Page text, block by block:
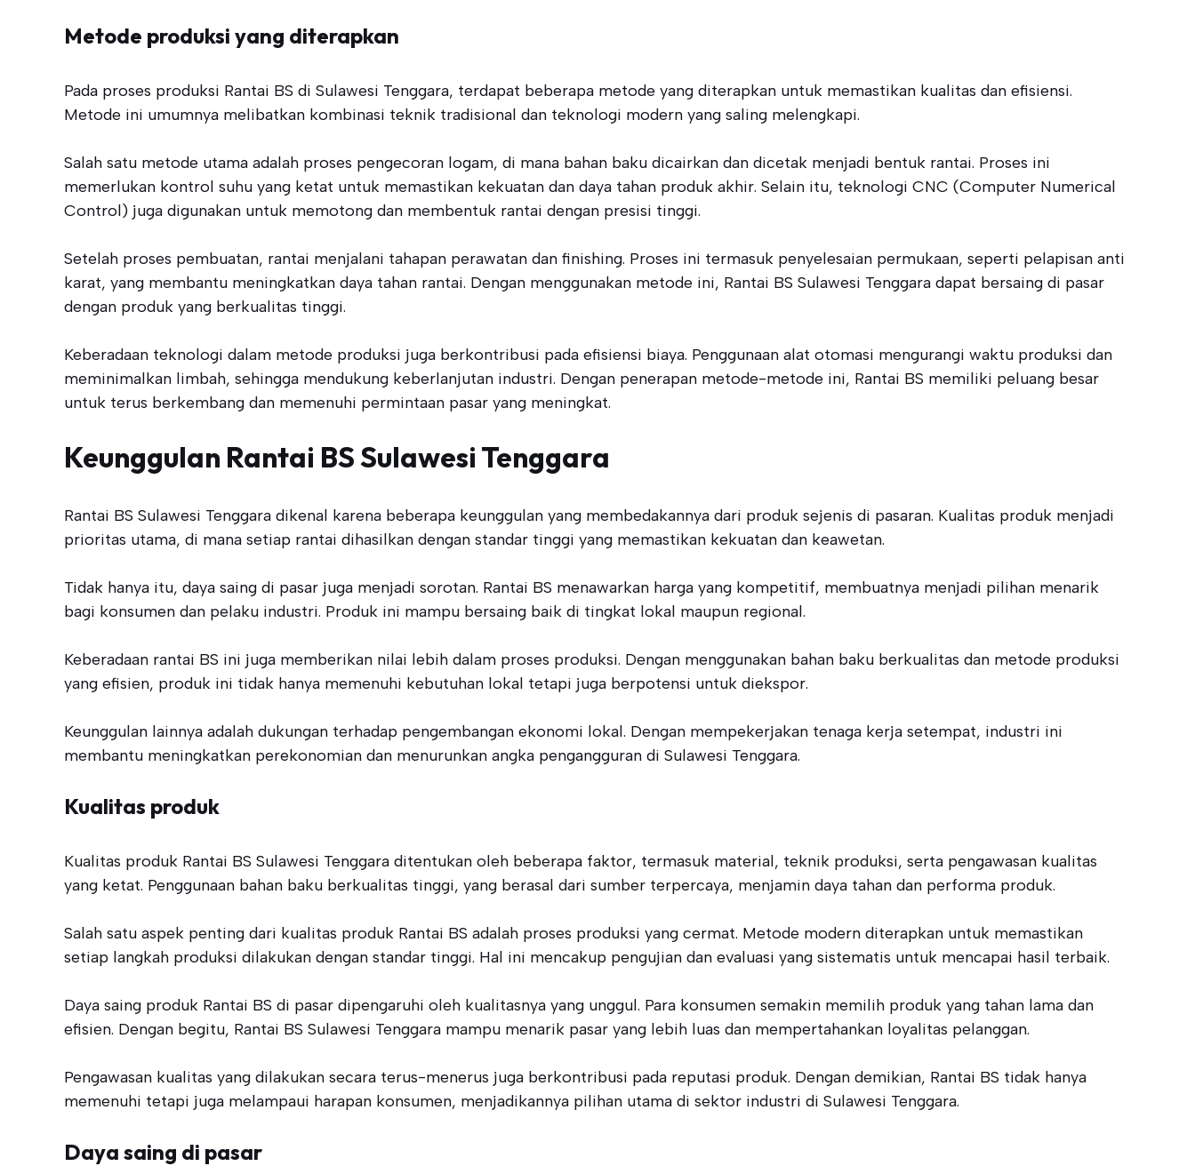
Metode produksi yang diterapkan
Pada proses produksi Rantai BS di Sulawesi Tenggara, terdapat beberapa metode yang diterapkan untuk memastikan kualitas dan efisiensi.
Metode ini umumnya melibatkan kombinasi teknik tradisional dan teknologi modern yang saling melengkapi.
Salah satu metode utama adalah proses pengecoran logam, di mana bahan baku dicairkan dan dicetak menjadi bentuk rantai. Proses ini
memerlukan kontrol suhu yang ketat untuk memastikan kekuatan dan daya tahan produk akhir. Selain itu, teknologi CNC (Computer Numerical
Control) juga digunakan untuk memotong dan membentuk rantai dengan presisi tinggi.
Setelah proses pembuatan, rantai menjalani tahapan perawatan dan finishing. Proses ini termasuk penyelesaian permukaan, seperti pelapisan anti
karat, yang membantu meningkatkan daya tahan rantai. Dengan menggunakan metode ini, Rantai BS Sulawesi Tenggara dapat bersaing di pasar
dengan produk yang berkualitas tinggi.
Keberadaan teknologi dalam metode produksi juga berkontribusi pada efisiensi biaya. Penggunaan alat otomasi mengurangi waktu produksi dan
meminimalkan limbah, sehingga mendukung keberlanjutan industri. Dengan penerapan metode-metode ini, Rantai BS memiliki peluang besar
untuk terus berkembang dan memenuhi permintaan pasar yang meningkat.
Keunggulan Rantai BS Sulawesi Tenggara
Rantai BS Sulawesi Tenggara dikenal karena beberapa keunggulan yang membedakannya dari produk sejenis di pasaran. Kualitas produk menjadi
prioritas utama, di mana setiap rantai dihasilkan dengan standar tinggi yang memastikan kekuatan dan keawetan.
Tidak hanya itu, daya saing di pasar juga menjadi sorotan. Rantai BS menawarkan harga yang kompetitif, membuatnya menjadi pilihan menarik
bagi konsumen dan pelaku industri. Produk ini mampu bersaing baik di tingkat lokal maupun regional.
Keberadaan rantai BS ini juga memberikan nilai lebih dalam proses produksi. Dengan menggunakan bahan baku berkualitas dan metode produksi
yang efisien, produk ini tidak hanya memenuhi kebutuhan lokal tetapi juga berpotensi untuk diekspor.
Keunggulan lainnya adalah dukungan terhadap pengembangan ekonomi lokal. Dengan mempekerjakan tenaga kerja setempat, industri ini
membantu meningkatkan perekonomian dan menurunkan angka pengangguran di Sulawesi Tenggara.
Kualitas produk
Kualitas produk Rantai BS Sulawesi Tenggara ditentukan oleh beberapa faktor, termasuk material, teknik produksi, serta pengawasan kualitas
yang ketat. Penggunaan bahan baku berkualitas tinggi, yang berasal dari sumber terpercaya, menjamin daya tahan dan performa produk.
Salah satu aspek penting dari kualitas produk Rantai BS adalah proses produksi yang cermat. Metode modern diterapkan untuk memastikan
setiap langkah produksi dilakukan dengan standar tinggi. Hal ini mencakup pengujian dan evaluasi yang sistematis untuk mencapai hasil terbaik.
Daya saing produk Rantai BS di pasar dipengaruhi oleh kualitasnya yang unggul. Para konsumen semakin memilih produk yang tahan lama dan
efisien. Dengan begitu, Rantai BS Sulawesi Tenggara mampu menarik pasar yang lebih luas dan mempertahankan loyalitas pelanggan.
Pengawasan kualitas yang dilakukan secara terus-menerus juga berkontribusi pada reputasi produk. Dengan demikian, Rantai BS tidak hanya
memenuhi tetapi juga melampaui harapan konsumen, menjadikannya pilihan utama di sektor industri di Sulawesi Tenggara.
Daya saing di pasar